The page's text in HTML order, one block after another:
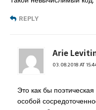
REPLY
Arie
03.08.2018 AT
Это как бы
особой